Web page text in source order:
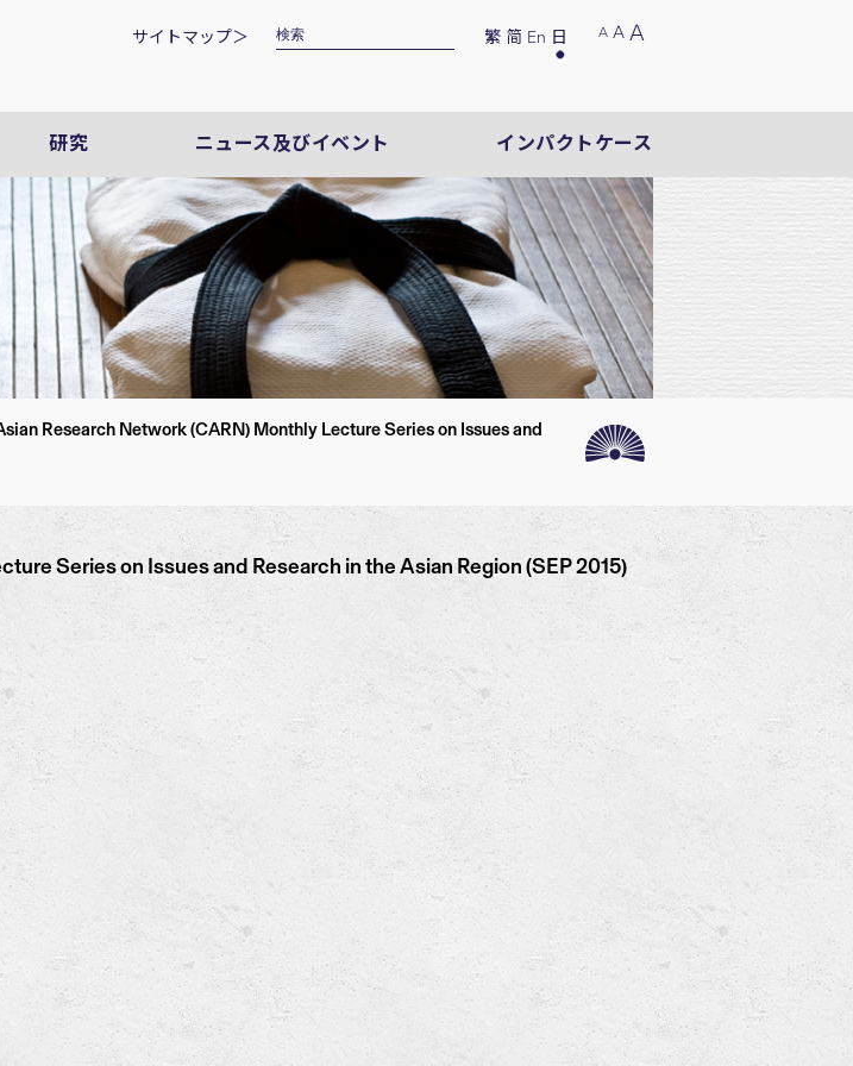
A A A
繁 简 En 日
サイトマップ＞
研究 ニュース及びイベント インパクトケース
Research Network (CARN) Monthly Lecture Series on Issues and
Series on Issues and Research in the Asian Region (SEP 2015)